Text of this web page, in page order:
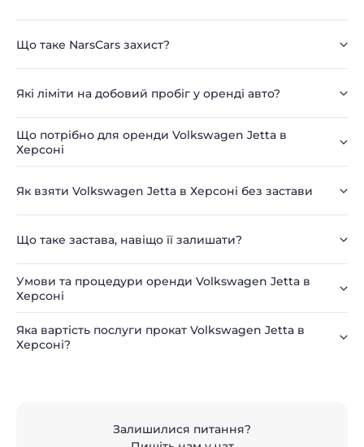
Що таке NarsCars захист?
Які ліміти на добовий пробіг у оренді авто?
Що потрібно для оренди Volkswagen Jetta в
Херсоні
Як взяти Volkswagen Jetta в Херсоні без застави
Що таке застава, навіщо її залишати?
Умови та процедури оренди Volkswagen Jetta в
Херсоні
Яка вартість послуги прокат Volkswagen Jetta в
Херсоні?
Залишилися питання?